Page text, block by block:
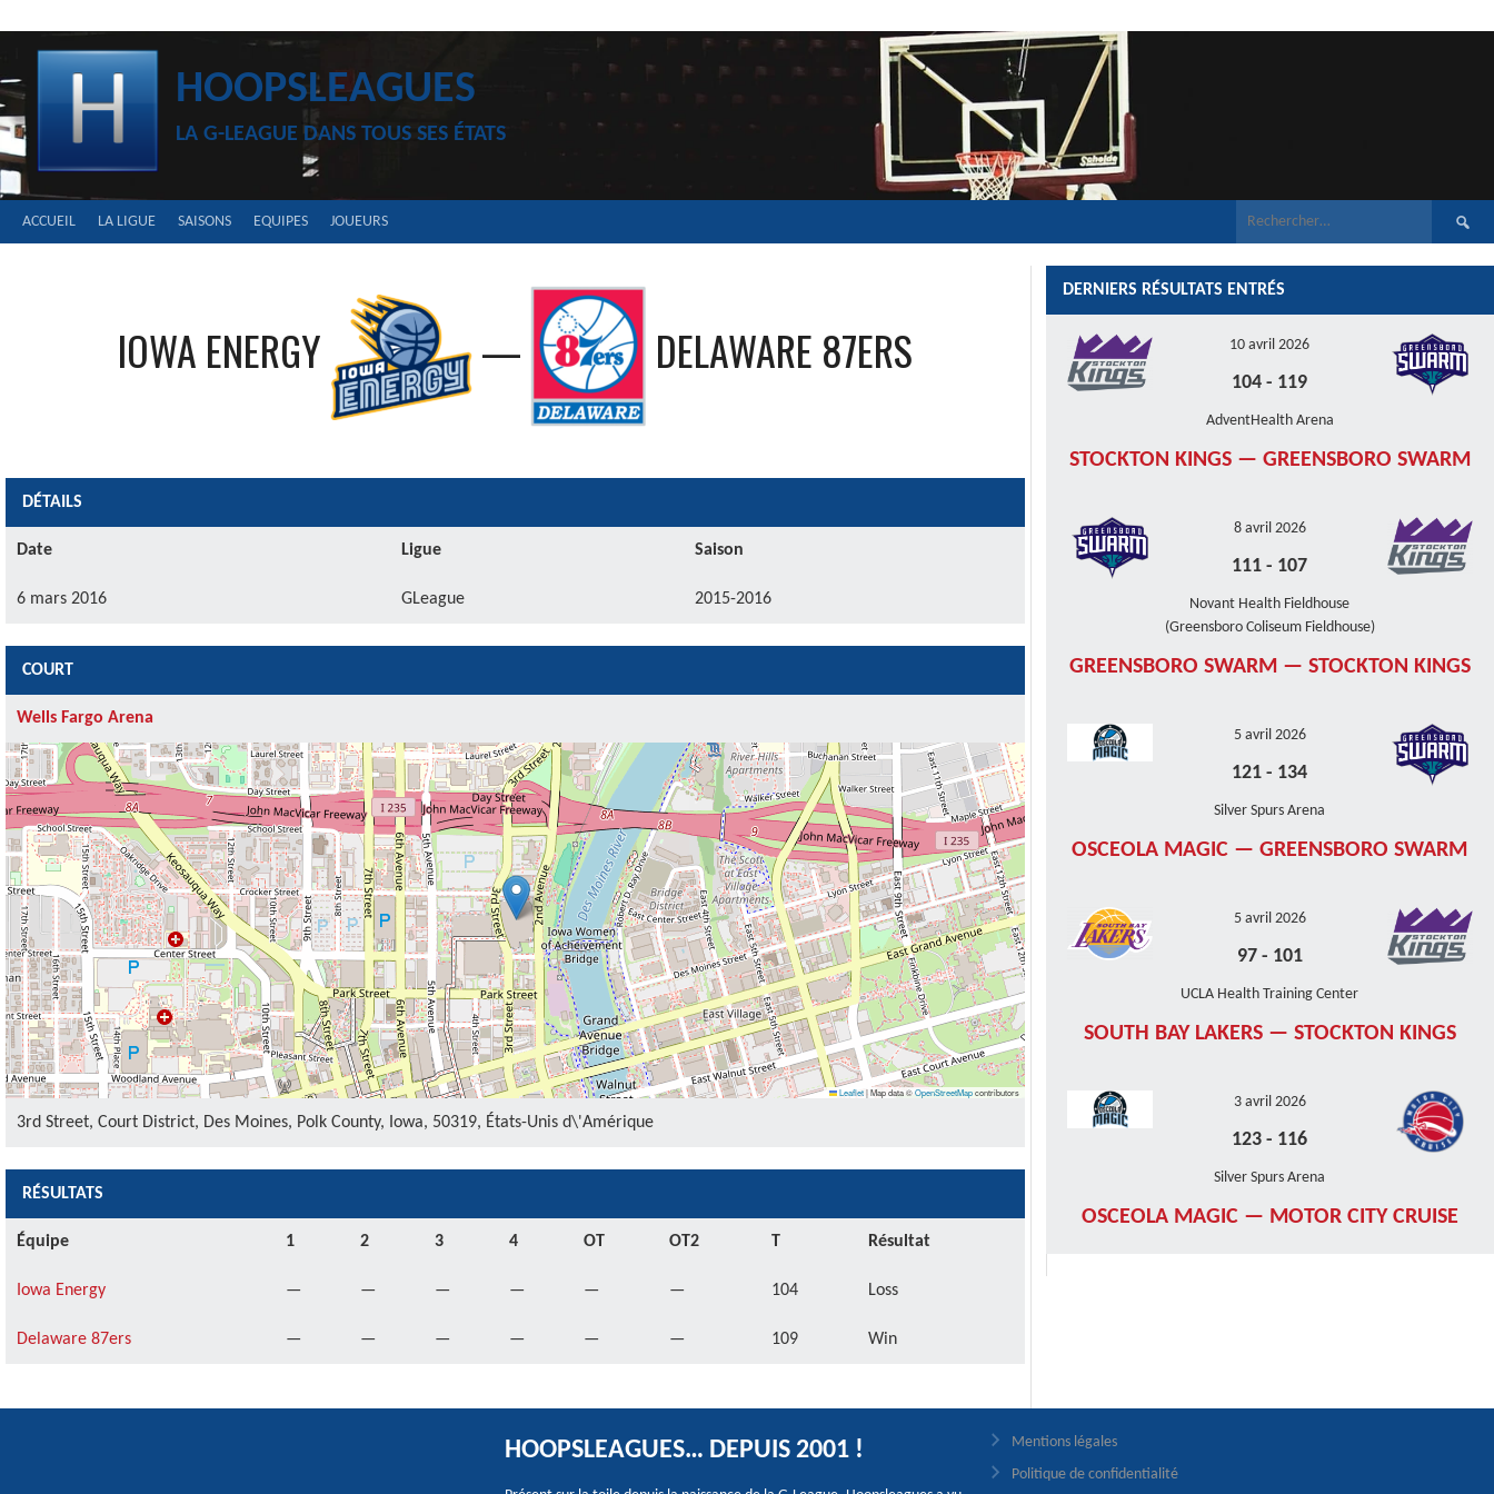
HOOPSLEAGUES
LA G-LEAGUE DANS TOUS SES ÉTATS
ACCUEIL LA LIGUE SAISONS EQUIPES JOUEURS
IOWA ENERGY — DELAWARE 87ERS
DÉTAILS
Date Ligue Saison
6 mars 2016 GLeague 2015-2016
COURT
Wells Fargo Arena
Leaflet|Map data ©OpenStreetMapcontributors
3rd Street, Court District, Des Moines, Polk County, Iowa, 50319, États-Unis d\'Amérique
RÉSULTATS
Équipe 1 2 3 4 OT OT2 T Résultat
Iowa Energy — — — — — — 104 Loss
Delaware 87ers — — — — — — 109 Win
DERNIERS RÉSULTATS ENTRÉS
10 avril 2026
104 - 119
AdventHealth Arena
STOCKTON KINGS — GREENSBORO SWARM
8 avril 2026
111 - 107
Novant Health Fieldhouse
(Greensboro Coliseum Fieldhouse)
GREENSBORO SWARM — STOCKTON KINGS
5 avril 2026
121 - 134
Silver Spurs Arena
OSCEOLA MAGIC — GREENSBORO SWARM
5 avril 2026
97- 101
UCLA Health Training Center
SOUTH BAY LAKERS — STOCKTON KINGS
3 avril 2026
123 - 116
Silver Spurs Arena
OSCEOLA MAGIC — MOTOR CITY CRUISE
HOOPSLEAGUES… DEPUIS 2001 !
Mentions légales
Politique de confidentialité